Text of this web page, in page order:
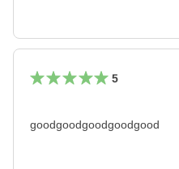
5
goodgoodgoodgoodgood